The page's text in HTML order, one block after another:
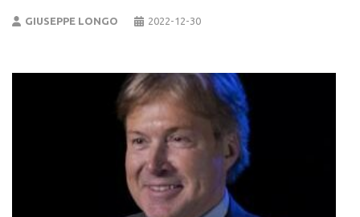
GIUSEPPE LONGO 2022-12-30